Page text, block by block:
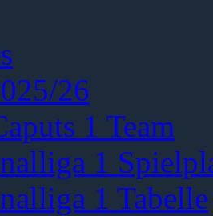
26
1 Team
1
1 Tabelle